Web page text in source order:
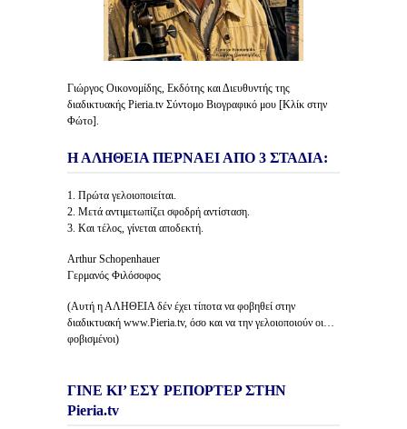
Γιώργος Οικονομίδης, Εκδότης και Διευθυντής της
διαδικτυακής Pieria.tv Σύντομο Βιογραφικό μου [Κλίκ στην
Φώτο].
Η ΑΛΗΘΕΙΑ ΠΕΡΝΑΕΙ ΑΠΟ 3 ΣΤΑΔΙΑ:
1. Πρώτα γελοιοποιείται.
2. Μετά αντιμετωπίζει σφοδρή αντίσταση.
3. Και τέλος, γίνεται αποδεκτή.
Arthur Schopenhauer
Γερμανός Φιλόσοφος
(Αυτή η ΑΛΗΘΕΙΑ δέν έχει τίποτα να φοβηθεί στην
διαδικτυακή www.Pieria.tv, όσο και να την γελοιοποιούν οι…
φοβισμένοι)
ΓΙΝΕ ΚΙ’ ΕΣΥ ΡΕΠΟΡΤΕΡ ΣΤΗΝ
Pieria.tv